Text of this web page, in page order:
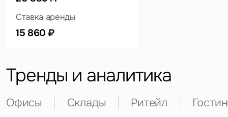
Ставка аренды
15 860 ₽
Тренды и аналитика
Офисы Склады Ритейл
Вопрос
Жалоба
Это обязательное поле
Это обязательное поле